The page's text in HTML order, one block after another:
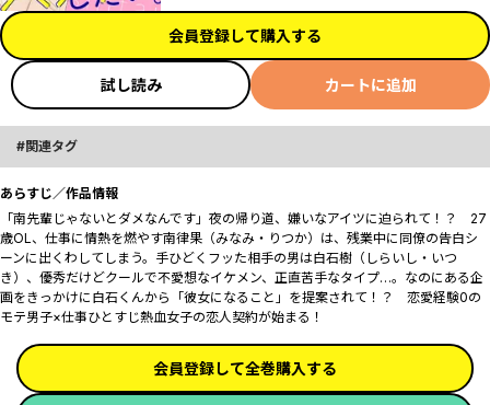
会員登録して購入する
試し読み カートに追加
関連タグ
あらすじ／作品情報
「南先輩じゃないとダメなんです」夜の帰り道、嫌いなアイツに迫られて――！？ 27
歳OL、仕事に情熱を燃やす南律果（みなみ・りつか）は、残業中に同僚の告白シ
ーンに出くわしてしまう。手ひどくフッた相手の男は白石樹（しらいし・いつ
き）、優秀だけどクールで不愛想なイケメン、正直苦手なタイプ…。なのにある企
画をきっかけに白石くんから「彼女になること」を提案されて！？ 恋愛経験0の
モテ男子×仕事ひとすじ熱血女子の恋人契約が始まる――！
会員登録して全巻購入する